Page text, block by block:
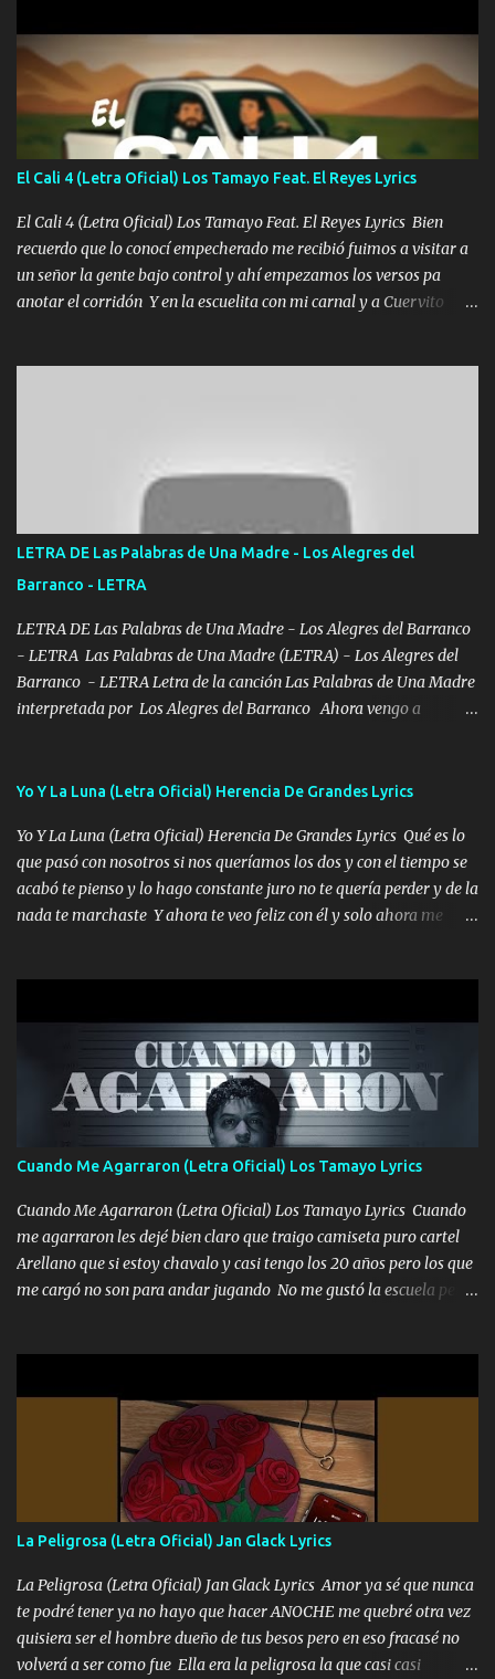
coronamos Se jala los marciales Y sus guitarras ya van sonando
Un gallardo me prendo Para agarrar el vuelo y la mente y
tranquilizando Tomense un buen trago Y así es como empezamos
los versos que voy cantando (Music) A vido alta y bajas La carreta
se atora Pero nunca le aflojamos Ya me han pasado cosas Y
aunque ustedes no sepan Pero la vida es muy corta Hay que
echarle chingazos Y seguir trabajando porque nada es...
El Cali 4 (Letra Oficial) Los Tamayo Feat. El Reyes Lyrics
El Cali 4 (Letra Oficial) Los Tamayo Feat. El Reyes Lyrics Bien
recuerdo que lo conocí empecherado me recibió fuimos a visitar a
un señor la gente bajo control y ahí empezamos los versos pa
anotar el corridón Y en la escuelita con mi carnal y a Cuervito
verde se le extraña pa que sepan Aquí Pura GENTE DE LA RANA 🐸
POR CLAVE ES EL CALI 4 EN LA CIUDAD TIJUANA Música Al
tirante andamos mi carnal atento a cualquier necesidad no porque
se ve limpio el camino nos confiamos al andar y nunca con la
misma piedra me vuelvo a tropezar Cuando ando de enamorado
en corto me tiró a per...
LETRA DE Las Palabras de Una Madre - Los Alegres del
Barranco - LETRA
LETRA DE Las Palabras de Una Madre - Los Alegres del Barranco
- LETRA Las Palabras de Una Madre (LETRA) - Los Alegres del
Barranco - LETRA Letra de la canción Las Palabras de Una Madre
interpretada por Los Alegres del Barranco Ahora vengo a
viento a su hijo y aunque ahora ya este con Dios el destino así lo
seguiré esperando hasta volvernos a vernos El recuerdo que yo
tengo de mi mente no se va, en mi corazón me llevo lo mismo que
tu papá, a veces me pongo triste porque no puedo mirarte, mas se
que tu me escuchas porque tu eres mi gran ángel, El desespero me
Yo Y La Luna (Letra Oficial) Herencia De Grandes Lyrics
Yo Y La Luna (Letra Oficial) Herencia De Grandes Lyrics Qué es lo
que pasó con nosotros si nos queríamos los dos y con el tiempo se
acabó te pienso y lo hago constante juro no te quería perder y de la
nada te marchaste Y ahora te veo feliz con él y solo ahora me
pero eso ya no va a pasar me perderé en la soledad Porque me
mirabas bonito si yo no fui el final feliz el final fue triste pa mí Y
duele no tenerte aquí sabiendo que moría por ti yo y la luna
cantamos y por ti nos embriagamos Quién sabe qué será de mí si
contigo fui muy feliz a lo mejor no lloró pero muy en el fondo te
adoro
Cuando Me Agarraron (Letra Oficial) Los Tamayo Lyrics
Cuando Me Agarraron (Letra Oficial) Los Tamayo Lyrics Cuando
me agarraron les dejé bien claro que traigo camiseta puro cartel
Arellano que si estoy chavalo y casi tengo los 20 años pero los que
me cargó no son para andar jugando No me gustó la escuela pero
Yo Soy El De Las Pacas Sobrino Del Brazo Armad0 Con mi Glock
fajado y mi R terciado me van a ver allá por TJ para un licenciado
mando un abrazo andamos al cien Choritas también Música
Ando en la colonia bien acelerado traigo un M2 que nunca me ha
fallado para mi compadre mandó un fuerte abrazo también al
Especial sabe que lo apreciamos En los mejores antros me verán
tomando con mujeres hermosas y botellas destapando siempre
bien cuidado bien atrabancado y a los que me conocen ya saben de
lo que hablo Entre lob...
La Peligrosa (Letra Oficial) Jan Glack Lyrics
La Peligrosa (Letra Oficial) Jan Glack Lyrics Amor ya sé que nunca
te podré tener ya no hayo que hacer ANOCHE me quebré otra vez
quisiera ser el hombre dueño de tus besos pero en eso fracasé no
volverá a ser como fue Ella era la peligrosa la que casi casi